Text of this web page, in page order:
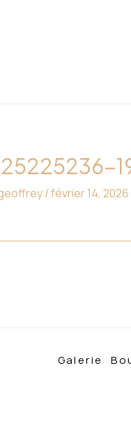
/février 14, 2026
Galerie